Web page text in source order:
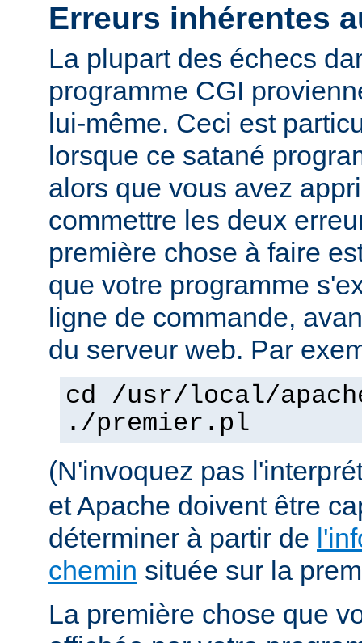
Erreurs inhérentes
La plupart des échecs
programme CGI
lui-même. Ceci est
lorsque ce satané
alors que vous avez
commettre les deux
première chose à faire
que votre programme
ligne de commande,
du serveur web. Par
cd /usr/local/
./premier.pl
(N'invoquez pas
et Apache doivent être
déterminer à partir de
chemin située sur la
La première chose que